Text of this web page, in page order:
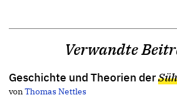
Verwandte
Geschichte und Theorien der
von Thomas Nettles